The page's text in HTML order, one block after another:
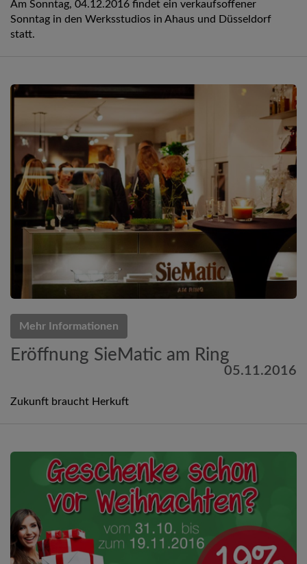
Am Sonntag, 04.12.2016 findet ein verkaufsoffener
Sonntag in den Werksstudios in Ahaus und Düsseldorf
statt.
Mehr Informationen
Eröffnung SieMatic am Ring
05.11.2016
Zukunft braucht Herkuft